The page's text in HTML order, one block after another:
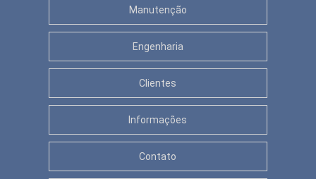
Manutenção
Engenharia
Clientes
Informações
Contato